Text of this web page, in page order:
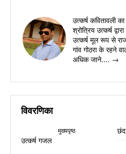
उत्कर्ष कवितावली
श्रोत्रिय उत्कर्ष
उत्कर्ष मूल रूप से
गांव गोठरा के रहने
अधिक जाने.... →
विवरणिका
मुख्यपृष्ठ
उत्कर्ष गजल